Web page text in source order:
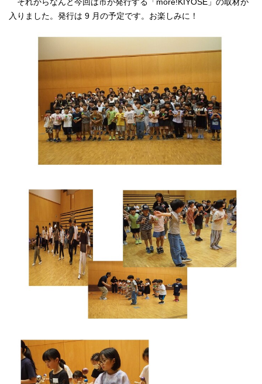
それからなんと今回は市が発行する「more!KIYOSE」の取材が
入りました。発行は 9 月の予定です。お楽しみに！